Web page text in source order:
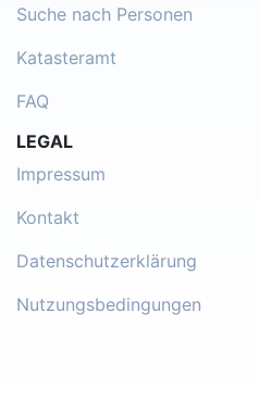
Suche nach Personen
Katasteramt
FAQ
LEGAL
Impressum
Kontakt
Datenschutzerklärung
Nutzungsbedingungen